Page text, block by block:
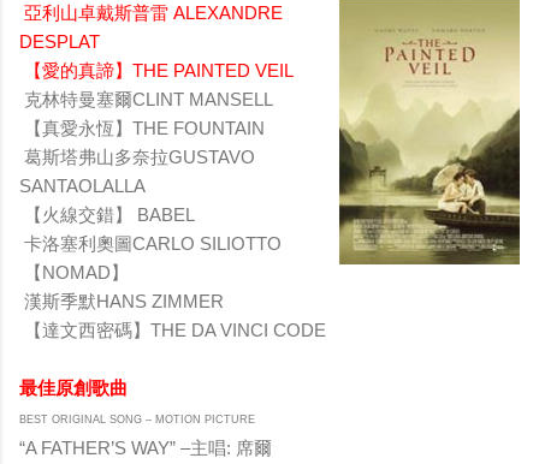
亞利山卓戴斯普雷 ALEXANDRE
DESPLAT
【愛的真諦】THE PAINTED VEIL
克林特曼塞爾CLINT MANSELL
【真愛永恆】THE FOUNTAIN
葛斯塔弗山多奈拉GUSTAVO
SANTAOLALLA
【火線交錯】 BABEL
卡洛塞利奧圖CARLO SILIOTTO
【NOMAD】
漢斯季默HANS ZIMMER
【達文西密碼】THE DA VINCI CODE
最佳原創歌曲
BEST ORIGINAL SONG – MOTION PICTURE
“A FATHER’S WAY” –主唱: 席爾